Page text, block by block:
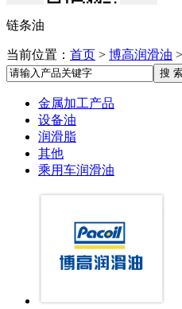
链条油
当前位置： 首页 > 博高润滑油 >
金属加工产品
设备油
润滑脂
其他
乘用车润滑油